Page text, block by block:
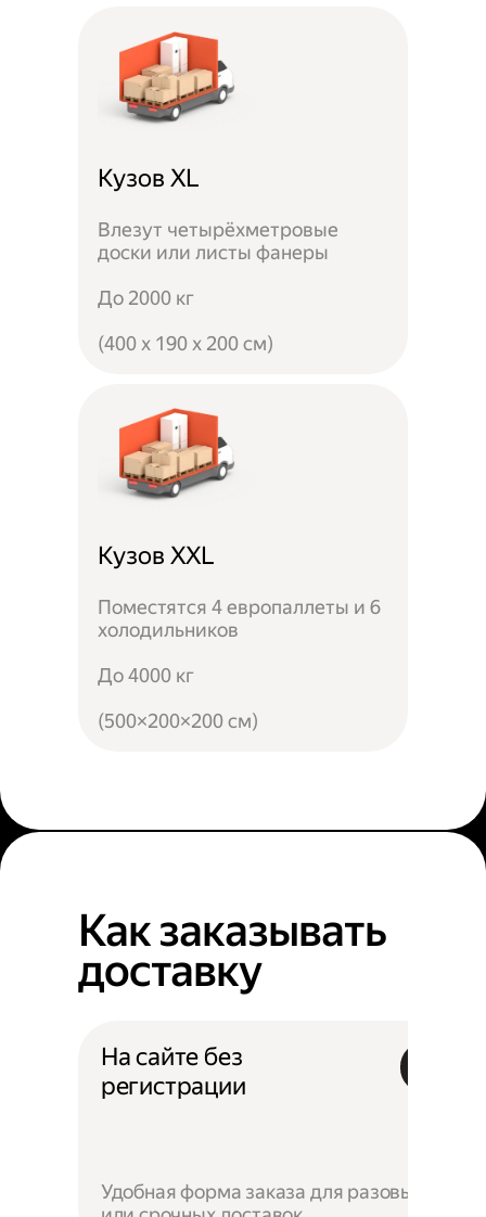
Кузов XL
Влезут четырёхметровые
доски или листы фанеры
До 2000 кг
(400 x 190 x 200 см)
Кузов XXL
Поместятся 4 европаллеты и 6
холодильников
До 4000 кг
(500×200×200 см)
Как заказывать
доставку
На сайте без
регистрации
Удобная форма заказа для разовых